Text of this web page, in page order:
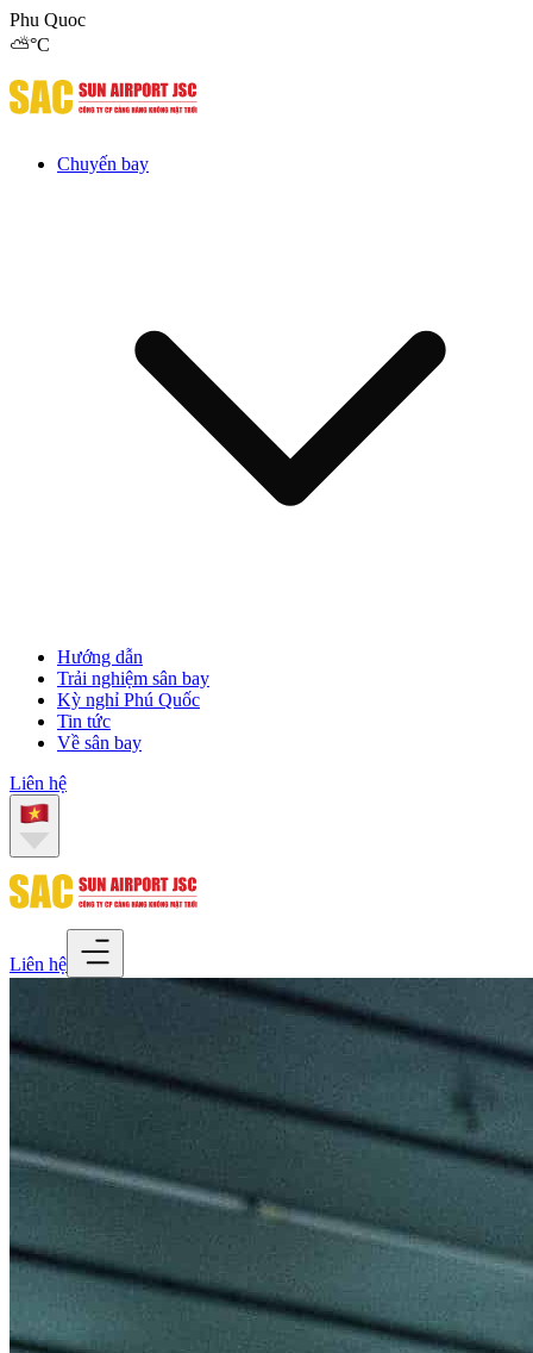
Phu Quoc
⛅°C
Chuyến bay
Hướng dẫn
Trải nghiệm sân bay
Kỳ nghỉ Phú Quốc
Tin tức
Về sân bay
Liên hệ
Liên hệ